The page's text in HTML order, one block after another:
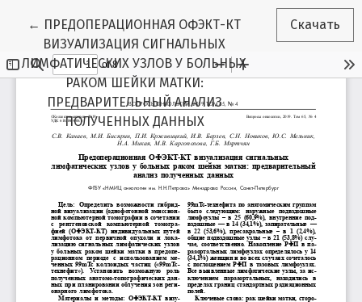
← Вернуться к Подробностям о статье
ПРЕДОПЕРАЦИОННАЯ ОФЭКТ-КТ
ВИЗУАЛИЗАЦИЯ СИГНАЛЬНЫХ
ЛИМФАТИЧЕСКИХ УЗЛОВ У БОЛЬНЫХ
РАКОМ ШЕЙКИ МАТКИ:
ПРЕДВАРИТЕЛЬНЫЙ АНАЛИЗ
ПОЛУЧЕННЫХ ДАННЫХ
Скачать